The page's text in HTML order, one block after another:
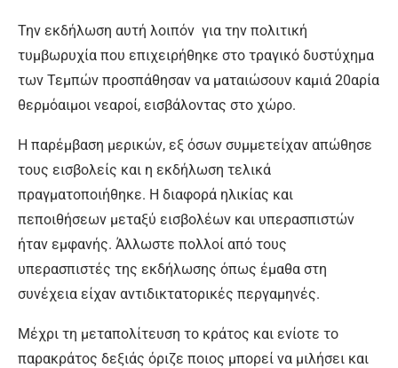
Την εκδήλωση αυτή λοιπόν για την πολιτική
τυμβωρυχία που επιχειρήθηκε στο τραγικό δυστύχημα
των Τεμπών προσπάθησαν να ματαιώσουν καμιά 20αρία
θερμόαιμοι νεαροί, εισβάλοντας στο χώρο.
Η παρέμβαση μερικών, εξ όσων συμμετείχαν απώθησε
τους εισβολείς και η εκδήλωση τελικά
πραγματοποιήθηκε. Η διαφορά ηλικίας και
πεποιθήσεων μεταξύ εισβολέων και υπερασπιστών
ήταν εμφανής. Άλλωστε πολλοί από τους
υπερασπιστές της εκδήλωσης όπως έμαθα στη
συνέχεια είχαν αντιδικτατορικές περγαμηνές.
Μέχρι τη μεταπολίτευση το κράτος και ενίοτε το
παρακράτος δεξιάς όριζε ποιος μπορεί να μιλήσει και